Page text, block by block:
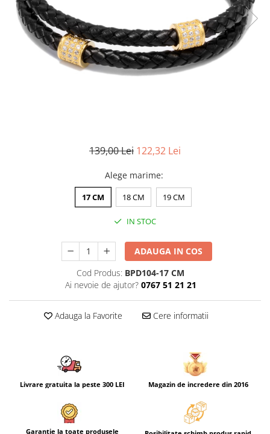
CERCEI
CEASURI DAMA
139,00 Lei 122,32 Lei
Alege marime:
17 CM 18 CM 19 CM
IN STOC
ADAUGA IN COS
Cod Produs: BPD104-17 CM
Ai nevoie de ajutor? 0767 51 21 21
Adauga la Favorite Cere informatii
Livrare gratuita la peste 300 LEI Magazin de incredere din 2016
Garantie la toate produsele